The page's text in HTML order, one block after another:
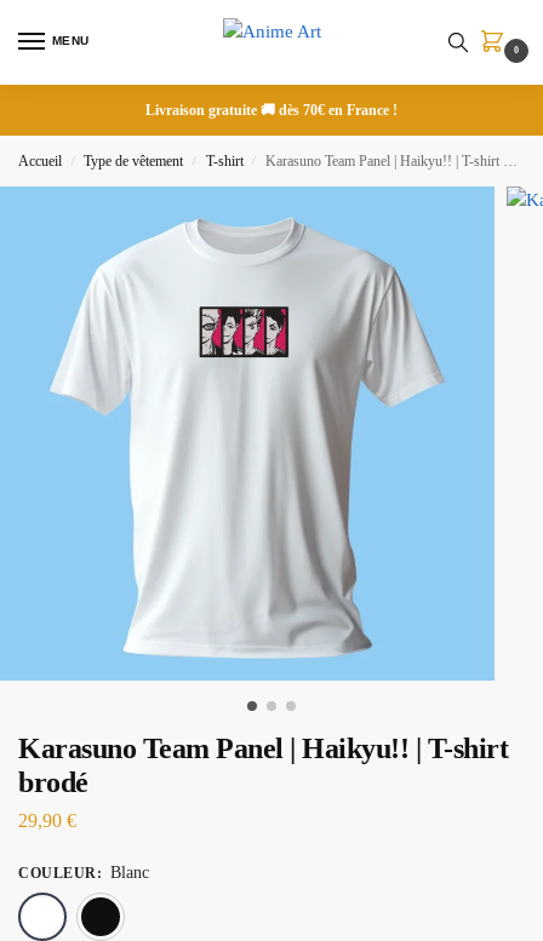
MENU
0
Livraison gratuite 🚚 dès 70€ en France !
Accueil / Type de vêtement / T-shirt / Karasuno Team Panel | Haikyu!! | T-shirt brodé
Karasuno Team Panel | Haikyu!! | T-shirt
brodé
29,90 €
COULEUR : Blanc